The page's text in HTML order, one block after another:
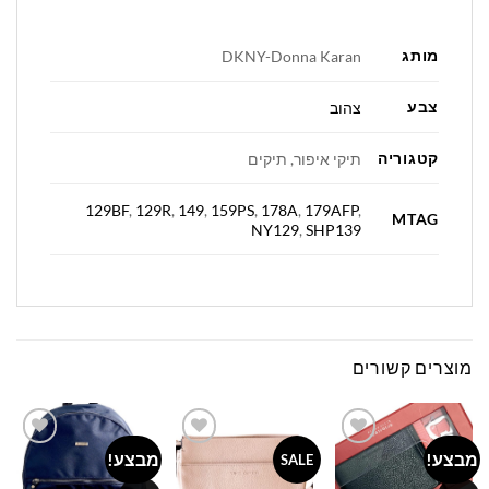
מותג DKNY-Donna Karan
צבע צהוב
קטגוריה תיקי איפור, תיקים
MTAG
129BF, 129R, 149, 159PS, 178A, 179AFP,
NY129, SHP139
מוצרים קשורים
מבצע!
Add to
wishlist
SALE
Add to
wishlist
מבצע!
Add to
wishlist